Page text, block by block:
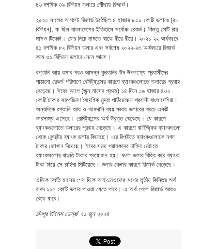
৪৬ দশমিক ৩৯ বিলিয়ন ডলারে পৌঁছায় রিজার্ভ।
২০২১ সালের আগস্টে রিজার্ভ উঠেছিল ৪ হাজার ৮০০ কোটি ডলারে (৪৮
বিলিয়ন), যা ছিল বাংলাদেশের ইতিহাসে সর্বোচ্চ রেকর্ড। কিন্তু সেটি চার
মাসও টিকেনি। ফের নিচে নামতে থাকে ধীরে ধীরে। ২০২১-২২ অর্থবছরে
৪১ দশমিক ৮২ বিলিয়ন ডলার এবং সর্বশেষ ২০২২-২৩ অর্থবছরে রিজার্ভ
কমে ৩১ বিলিয়ন ডলারে নেমে আসে।
রপ্তানি আয় কমার পরও আসন্ন কুরবানির ঈদ উপলক্ষ্যে প্রবাসীদের
পাঠানো রেকর্ড পরিমাণে রেমিট্যান্সের কারণে ব্যাংকগুলোতে ডলারের প্রবাহ
বেড়েছে। ঈদের আগে (জুন মাসের প্রথম) ১৪ দিনে ১৯ হাজার ৪৩২
কোটি টাকার সমপরিমাণ বৈদেশিক মুদ্রা পাঠিয়েছেন প্রবাসী বাংলাদেশিরা।
অন্যদিকে রপ্তানি আয় ও আমদানি ব্যয় কমায় ডলারের খরচে একটি
ভারসাম্য এসেছে। রেমিট্যান্সের অর্থ উবৃত্ত থেকেছে। যে কারণে
ব্যাংকগুলোতে ডলারের প্রবাহ বেড়েছে। এ কারণে বাণিজ্যিক ব্যাংকগুলো
থেকে কেন্দ্রীয় ব্যাংক ডলার কিনেছে। এর বিপরীতে ব্যাংকগুলোকে নগদ
টাকার জোগান দিয়েছে। ঈদের সময় গ্রাহকদের চাহিদা মেটাতে
ব্যাংকগুলোর বাড়তি টাকার প্রয়োজন হয়। ফলে ডলার বিক্রি করে ব্যাংক
টাকা নিয়ে সে চাহিদা মিটিয়েছে। ডলার কেনার কারণে রিজার্ভ বেড়েছে।
এদিকে চলতি মাসের শেষ দিকে আইএমএফের ঋণের তৃতীয় কিস্তির অর্থ
বাবদ ১১৫ কোটি ডলার পাওয়া যেতে পারে। এ অর্থ পেলে রিজার্ভ আরও
বেড়ে যাবে।
চাঁদপুর টাইমস ডেস্ক/ ২১ জুন ২০২৪